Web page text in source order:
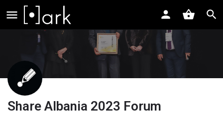
Share Albania 2023 Forum